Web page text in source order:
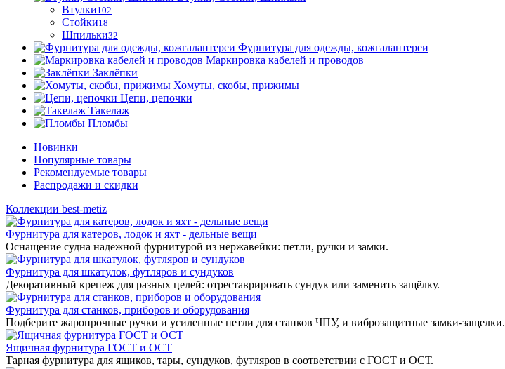
Втулки102
Стойки18
Шпильки32
Фурнитура для одежды, кожгалантереи
Маркировка кабелей и проводов
Заклёпки
Хомуты, скобы, прижимы
Цепи, цепочки
Такелаж
Пломбы
Новинки
Популярные товары
Рекомендуемые товары
Распродажи и скидки
Коллекции best-metiz
Фурнитура для катеров, лодок и яхт - дельные вещи
Оснащение судна надежной фурнитурой из нержавейки: петли, ручки и замки.
Фурнитура для шкатулок, футляров и сундуков
Декоративный крепеж для разных целей: отреставрировать сундук или заменить защёлку.
Фурнитура для станков, приборов и оборудования
Подберите жаропрочные ручки и усиленные петли для станков ЧПУ, и виброзащитные замки-защелки.
Ящичная фурнитура ГОСТ и ОСТ
Тарная фурнитура для ящиков, тары, сундуков, футляров в соответствии с ГОСТ и ОСТ.